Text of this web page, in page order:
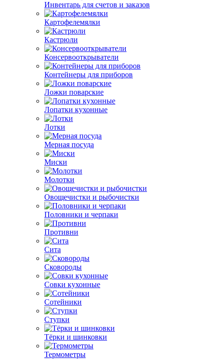
Инвентарь для счетов и заказов
Картофелемялки
Кастрюли
Консервооткрыватели
Контейнеры для приборов
Ложки поварские
Лопатки кухонные
Лотки
Мерная посуда
Миски
Молотки
Овощечистки и рыбочистки
Половники и черпаки
Противни
Сита
Сковороды
Совки кухонные
Сотейники
Ступки
Тёрки и шинковки
Термометры